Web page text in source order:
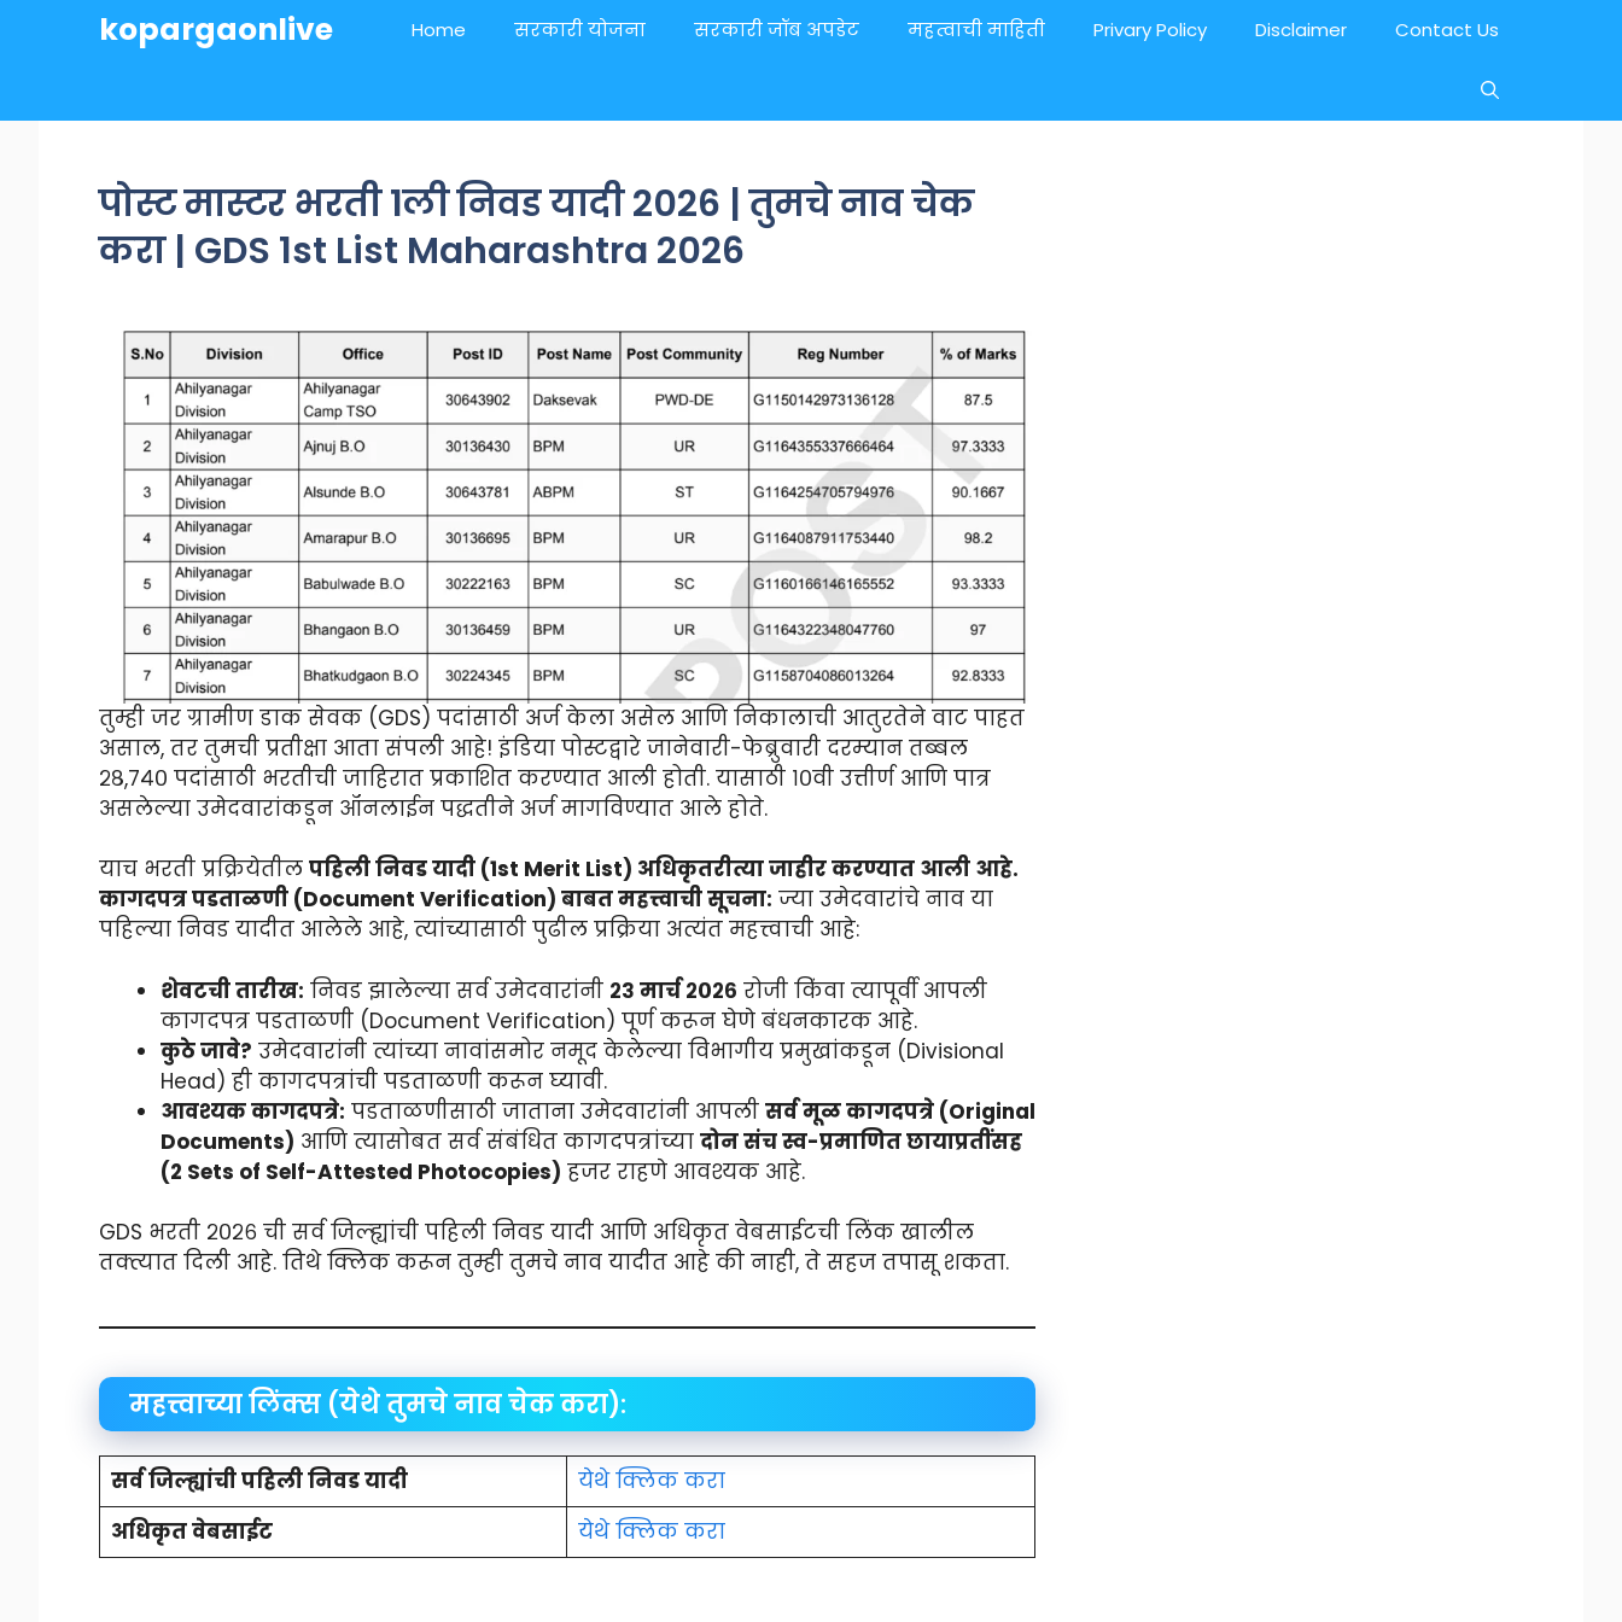
kopargaonlive Home सरकारी योजना सरकारी जॉब अपडेट महत्वाची माहिती Privary Policy Disclaimer Contact Us
पोस्ट मास्टर भरती 1ली निवड यादी 2026 | तुमचे नाव चेक
करा | GDS 1st List Maharashtra 2026
तुम्ही जर ग्रामीण डाक सेवक (GDS) पदांसाठी अर्ज केला असेल आणि निकालाची आतुरतेने वाट पाहत
असाल, तर तुमची प्रतीक्षा आता संपली आहे! इंडिया पोस्टद्वारे जानेवारी-फेब्रुवारी दरम्यान तब्बल
२८,७४० पदांसाठी भरतीची जाहिरात प्रकाशित करण्यात आली होती. यासाठी १०वी उत्तीर्ण आणि पात्र
असलेल्या उमेदवारांकडून ऑनलाईन पद्धतीने अर्ज मागविण्यात आले होते.
याच भरती प्रक्रियेतील पहिली निवड यादी (1st Merit List) अधिकृतरीत्या जाहीर करण्यात आली आहे.
कागदपत्र पडताळणी (Document Verification) बाबत महत्त्वाची सूचना: ज्या उमेदवारांचे नाव या
पहिल्या निवड यादीत आलेले आहे, त्यांच्यासाठी पुढील प्रक्रिया अत्यंत महत्त्वाची आहे:
शेवटची तारीख: निवड झालेल्या सर्व उमेदवारांनी २३ मार्च २०२६ रोजी किंवा त्यापूर्वी आपली
कागदपत्र पडताळणी (Document Verification) पूर्ण करून घेणे बंधनकारक आहे.
कुठे जावे? उमेदवारांनी त्यांच्या नावांसमोर नमूद केलेल्या विभागीय प्रमुखांकडून (Divisional
Head) ही कागदपत्रांची पडताळणी करून घ्यावी.
आवश्यक कागदपत्रे: पडताळणीसाठी जाताना उमेदवारांनी आपली सर्व मूळ कागदपत्रे (Original
Documents) आणि त्यासोबत सर्व संबंधित कागदपत्रांच्या दोन संच स्व-प्रमाणित छायाप्रतींसह
(2 Sets of Self-Attested Photocopies) हजर राहणे आवश्यक आहे.
GDS भरती २०२६ ची सर्व जिल्ह्यांची पहिली निवड यादी आणि अधिकृत वेबसाईटची लिंक खालील
तक्त्यात दिली आहे. तिथे क्लिक करून तुम्ही तुमचे नाव यादीत आहे की नाही, ते सहज तपासू शकता.
महत्त्वाच्या लिंक्स (येथे तुमचे नाव चेक करा):
सर्व जिल्ह्यांची पहिली निवड यादी
येथे क्लिक करा
अधिकृत वेबसाईट
येथे क्लिक करा